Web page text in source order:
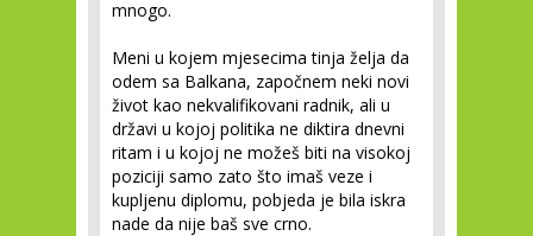
mnogo.
Meni u kojem mjesecima tinja želja da
odem sa Balkana, započnem neki novi
život kao nekvalifikovani radnik, ali u
državi u kojoj politika ne diktira dnevni
ritam i u kojoj ne možeš biti na visokoj
poziciji samo zato što imaš veze i
kupljenu diplomu, pobjeda je bila iskra
nade da nije baš sve crno.